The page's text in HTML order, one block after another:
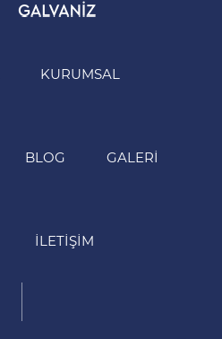
KURUMSAL
BLOG GALERI
İLETIŞIM